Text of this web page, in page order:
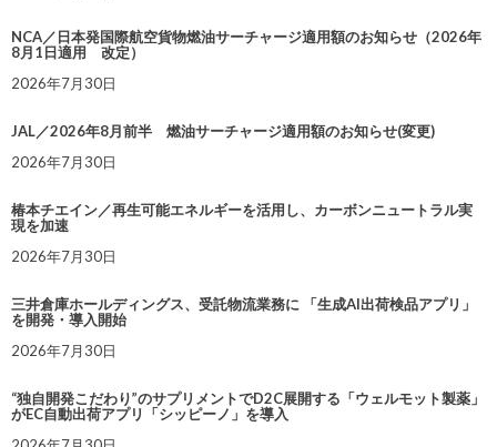
NCA／日本発国際航空貨物燃油サーチャージ適用額のお知らせ（2026年
8月1日適用 改定）
2026年7月30日
JAL／2026年8月前半 燃油サーチャージ適用額のお知らせ(変更)
2026年7月30日
椿本チエイン／再生可能エネルギーを活用し、カーボンニュートラル実
現を加速
2026年7月30日
三井倉庫ホールディングス、受託物流業務に 「生成AI出荷検品アプリ」
を開発・導入開始
2026年7月30日
“独自開発こだわり”のサプリメントでD2C展開する「ウェルモット製薬」
がEC自動出荷アプリ「シッピーノ」を導入